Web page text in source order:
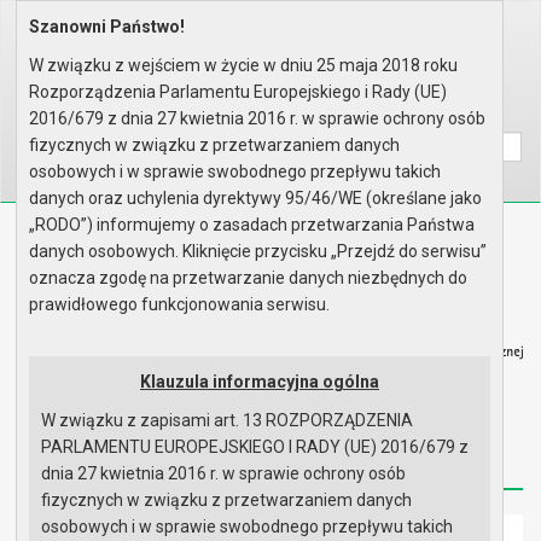
Home Organy Rada Miejska
Protokół z obrad
Wyszukaj na stronie:
AAA
Biuletyn Informacji Publicznej
Urząd Miasta i Gminy w Gryfinie
Strona główna Mapa serwisu Aktualności
Redakcja Instrukcja korzystania Dostępność
Strona główna
Szanowni Państwo!
W związku z wejściem w życie w dniu 25 maja 2018 roku
Rozporządzenia Parlamentu Europejskiego i Rady (UE)
2016/679 z dnia 27 kwietnia 2016 r. w sprawie ochrony osób
fizycznych w związku z przetwarzaniem danych
osobowych i w sprawie swobodnego przepływu takich
danych oraz uchylenia dyrektywy 95/46/WE (określane jako
„RODO”) informujemy o zasadach przetwarzania Państwa
danych osobowych. Kliknięcie przycisku „Przejdź do serwisu”
oznacza zgodę na przetwarzanie danych niezbędnych do
prawidłowego funkcjonowania serwisu.
Klauzula informacyjna ogólna
W związku z zapisami art. 13 ROZPORZĄDZENIA
PARLAMENTU EUROPEJSKIEGO I RADY (UE) 2016/679 z
dnia 27 kwietnia 2016 r. w sprawie ochrony osób
fizycznych w związku z przetwarzaniem danych
osobowych i w sprawie swobodnego przepływu takich